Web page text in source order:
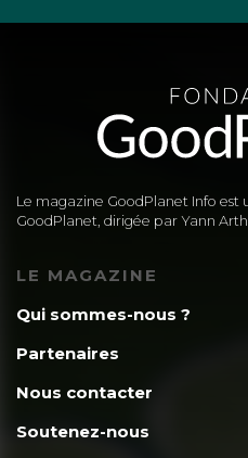
Le magazine GoodPlanet Info est
GoodPlanet, dirigée par Yann
LE MAGAZINE
Qui sommes-nous ?
Partenaires
Nous contacter
Soutenez-nous